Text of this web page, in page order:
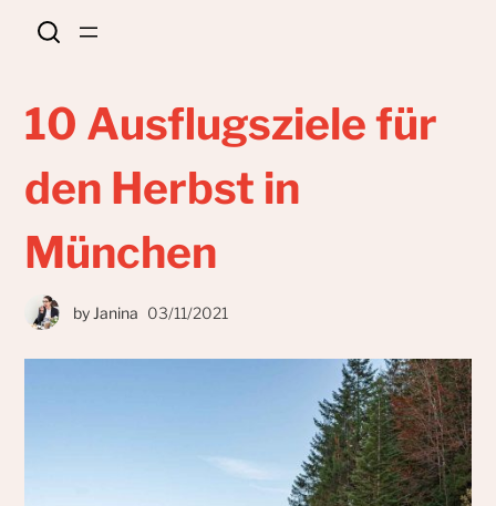
10 Ausflugsziele für
den Herbst in
München
by Janina 03/11/2021